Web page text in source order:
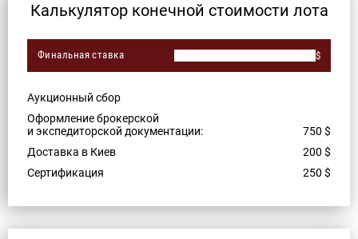
Калькулятор конечной стоимости лота
Финальная ставка $
Аукционный сбор
Оформление брокерской
и экспедиторской документации:
750 $
Доставка в Киев
200 $
Сертификация
250 $